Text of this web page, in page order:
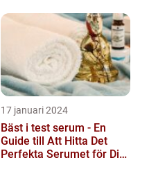
17 januari 2024
Bäst i test serum - En
Guide till Att Hitta Det
Perfekta Serumet för Din